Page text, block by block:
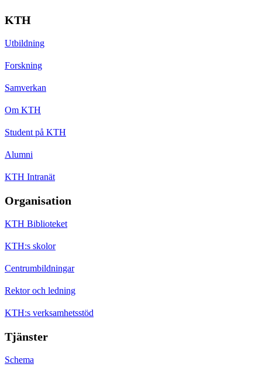
KTH
Utbildning
Forskning
Samverkan
Om KTH
Student på KTH
Alumni
KTH Intranät
Organisation
KTH Biblioteket
KTH:s skolor
Centrumbildningar
Rektor och ledning
KTH:s verksamhetsstöd
Tjänster
Schema